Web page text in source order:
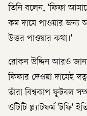
তিনি বলেন, 'ফিফা
কম দামে পাওয়ার জন্য
উত্তর পাওয়ার কথা।'
রোকন উদ্দিন আরও
ফিফার দেওয়া দামেই
তাঁরা বিশ্বকাপ ফুটবল
ওটিটি প্ল্যাটফর্ম 'টফি'